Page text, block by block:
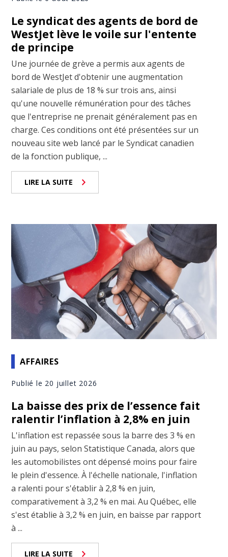
Le syndicat des agents de bord de
WestJet lève le voile sur l'entente
de principe
Une journée de grève a permis aux agents de
bord de WestJet d'obtenir une augmentation
salariale de plus de 18 % sur trois ans, ainsi
qu'une nouvelle rémunération pour des tâches
que l'entreprise ne prenait généralement pas en
charge. Ces conditions ont été présentées sur un
nouveau site web lancé par le Syndicat canadien
de la fonction publique, ...
LIRE LA SUITE
AFFAIRES
Publié le 20 juillet 2026
La baisse des prix de l’essence fait
ralentir l’inflation à 2,8% en juin
L'inflation est repassée sous la barre des 3 % en
juin au pays, selon Statistique Canada, alors que
les automobilistes ont dépensé moins pour faire
le plein d'essence. À l'échelle nationale, l'inflation
a ralenti pour s'établir à 2,8 % en juin,
comparativement à 3,2 % en mai. Au Québec, elle
s'est établie à 3,2 % en juin, en baisse par rapport
à ...
LIRE LA SUITE